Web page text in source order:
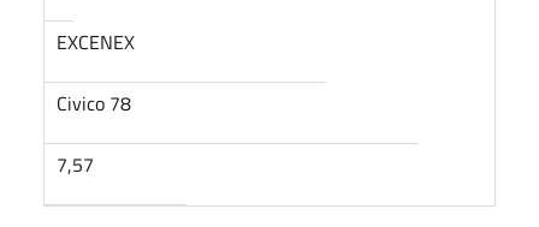
EXCENEX
Civico 78
7,57